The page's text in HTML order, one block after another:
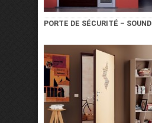
PORTE DE SÉCURITÉ – SOUND